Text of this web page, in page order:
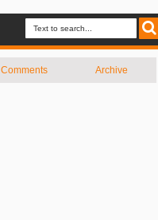
Comments Archive